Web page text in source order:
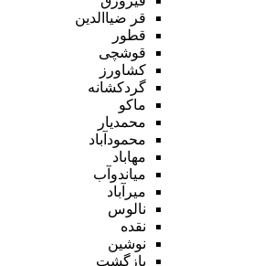
قر ضیاالدین
قطور
قوشچی
کشاورز
گردکشانه
ماکو
محمدیار
محمودآباد
مهاباد
میاندوآب
میرآباد
نالوس
نقده
نوشین
بازگشت